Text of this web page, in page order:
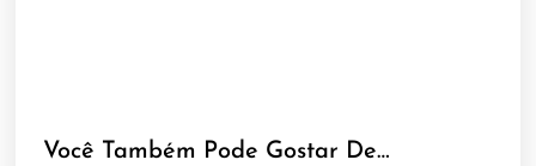
Você Também Pode Gostar De…